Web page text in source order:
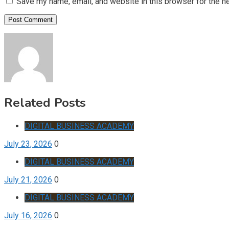
Related Posts
DIGITAL BUSINESS ACADEMY
July 23, 2026 0
DIGITAL BUSINESS ACADEMY
July 21, 2026 0
DIGITAL BUSINESS ACADEMY
July 16, 2026 0